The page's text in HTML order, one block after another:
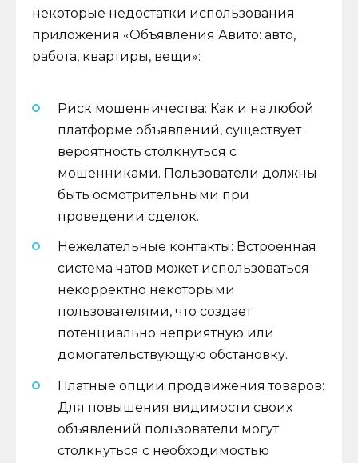
некоторые недостатки использования
приложения «Объявления Авито: авто,
работа, квартиры, вещи»:
Риск мошенничества: Как и на любой
платформе объявлений, существует
вероятность столкнуться с
мошенниками. Пользователи должны
быть осмотрительными при
проведении сделок.
Нежелательные контакты: Встроенная
система чатов может использоваться
некорректно некоторыми
пользователями, что создает
потенциально неприятную или
домогательствующую обстановку.
Платные опции продвижения товаров:
Для повышения видимости своих
объявлений пользователи могут
столкнуться с необходимостью